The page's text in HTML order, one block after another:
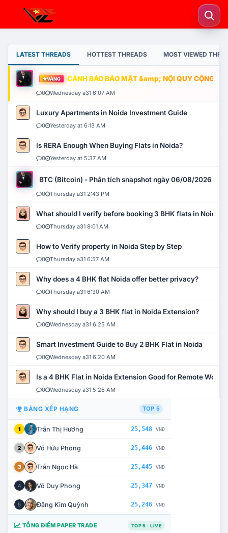
LATEST THREADS HOTTEST THREADS MOST VIEWED
VÀNG CẢNH BÁO BẢO MẬT &amp; NỘI QUY CỘNG
0 Wednesday a31 6:07 AM
Luxury Apartments in Noida Investment Guide
0 Yesterday at 6:13 AM
Is RERA Enough When Buying Flats in Noida?
0 Yesterday at 5:37 AM
BTC (Bitcoin) - Phân tích snapshot ngày 06/08/2026
0 Thursday a31 2:43 PM
What should I verify before booking 3 BHK flats in Noida?
0 Thursday a31 8:01 AM
How to Verify property in Noida Step by Step
0 Thursday a31 6:57 AM
Why does a 4 BHK flat Noida offer better privacy?
0 Thursday a31 6:30 AM
Why should I buy a 3 BHK flat in Noida Extension?
0 Wednesday a31 6:25 AM
Smart Investment Guide to Buy 2 BHK Flat in Noida
0 Wednesday a31 6:20 AM
Is a 4 BHK Flat in Noida Extension Good for Remote Work?
0 Wednesday a31 5:26 AM
BẢNG XẾP HẠNG TOP 5
1 Trần Thị Hương 25,548 VNĐ
2 Võ Hữu Phong 25,446 VNĐ
3 Trần Ngọc Hà 25,445 VNĐ
4 Võ Duy Phong 25,347 VNĐ
5 Đặng Kim Quỳnh 25,246 VNĐ
TỔNG ĐIỂM PAPER TRADE TOP 5 · LIVE